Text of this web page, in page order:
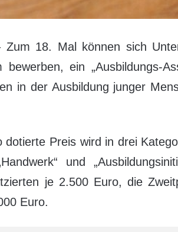
18. Mal können sich
bewerben, ein „Ausbildungs-
in der Ausbildung junger
dotierte Preis wird in drei
und
je 2.500 Euro, die
Euro.